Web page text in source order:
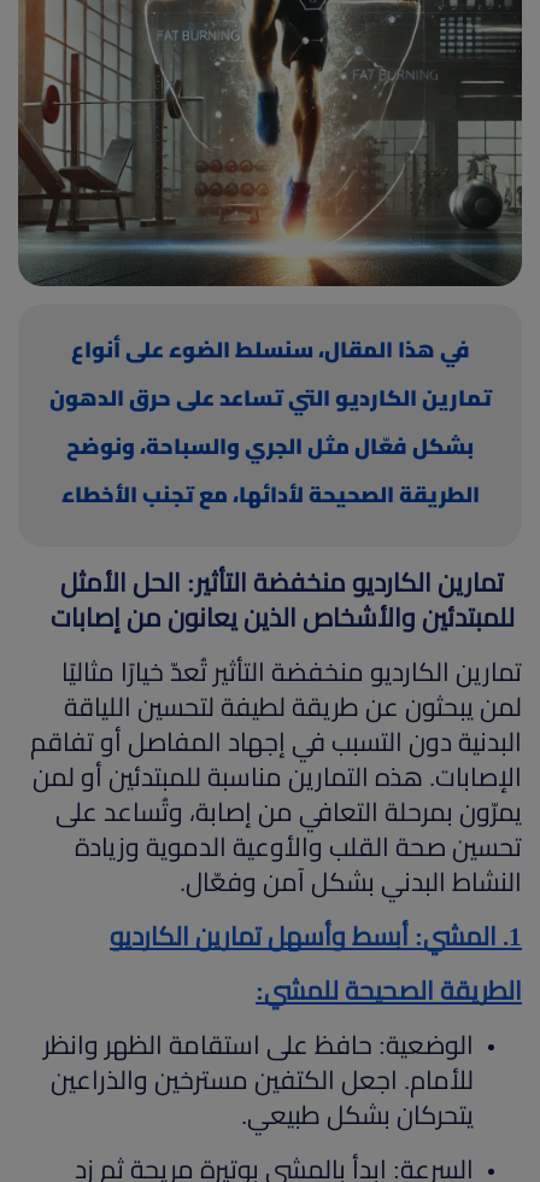
أعلن معنا
في هذا المقال، سنسلط الضوء على أنواع
تمارين الكارديو التي تساعد على حرق الدهون
بشكل فعّال مثل الجري والسباحة، ونوضح
الطريقة الصحيحة لأدائها، مع تجنب الأخطاء
تمارين الكارديو منخفضة التأثير: الحل الأمثل
للمبتدئين والأشخاص الذين يعانون من إصابات
تمارين الكارديو منخفضة التأثير تُعدّ خيارًا مثاليًا
لمن يبحثون عن طريقة لطيفة لتحسين اللياقة
البدنية دون التسبب في إجهاد المفاصل أو تفاقم
الإصابات. هذه التمارين مناسبة للمبتدئين أو لمن
يمرّون بمرحلة التعافي من إصابة، وتُساعد على
تحسين صحة القلب والأوعية الدموية وزيادة
النشاط البدني بشكل آمن وفعّال.
1. المشي: أبسط وأسهل تمارين الكارديو
الطريقة الصحيحة للمشي:
الوضعية: حافظ على استقامة الظهر وانظر
للأمام. اجعل الكتفين مسترخين والذراعين
يتحركان بشكل طبيعي.
السرعة: ابدأ بالمشي بوتيرة مريحة ثم زد